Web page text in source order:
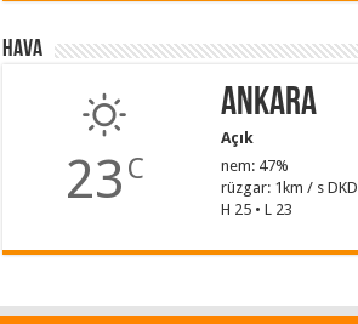
Hava
23 C
Ankara
Açık
nem: 47%
rüzgar: 1km / s DKD
H 25 • L 23